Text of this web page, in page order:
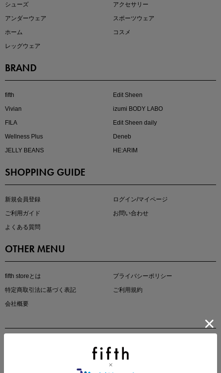
大人の着映えアイテム5選
マストバイアイテム
シューズ
アクセサリー
アンダーウェア
スポーツウェア
ホーム
コスメ
レッグウェア
BRAND
fifth
Edit Sheen
Vivian
izumi BODY LABO
FILA
Edit Sheen daily
Wellness Plus
Deneb
JELLY BEANS
HE:ARIM
SHOPPING GUIDE
新規会員登録
ログイン/マイページ
ご利用ガイド
お問い合わせ
よくある質問
OTHER MENU
fifth storeとは
プライバシーポリシー
特定商取引法に基づく表記
ご利用規約
会社概要